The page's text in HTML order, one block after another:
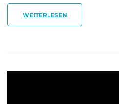
WEITERLESEN